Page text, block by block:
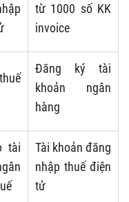
từ 1000 số KK
invoice
Đăng ký tài
khoản ngân
hàng
tài
Tài khoản đăng
nhập thuế điện
tử